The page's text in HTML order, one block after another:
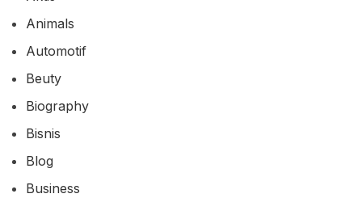
Animals
Automotif
Beuty
Biography
Bisnis
Blog
Business